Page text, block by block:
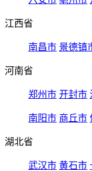
江西省
南昌市 景德镇
河南省
郑州市 开封市
南阳市 商丘市
湖北省
武汉市 黄石市